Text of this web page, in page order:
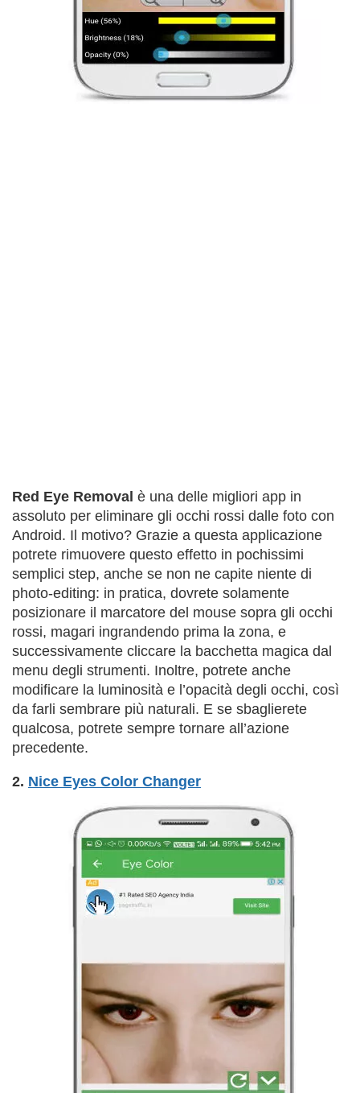
Red Eye Removal è una delle migliori app in
assoluto per eliminare gli occhi rossi dalle foto con
Android. Il motivo? Grazie a questa applicazione
potrete rimuovere questo effetto in pochissimi
semplici step, anche se non ne capite niente di
photo-editing: in pratica, dovrete solamente
posizionare il marcatore del mouse sopra gli occhi
rossi, magari ingrandendo prima la zona, e
successivamente cliccare la bacchetta magica dal
menu degli strumenti. Inoltre, potrete anche
modificare la luminosità e l’opacità degli occhi, così
da farli sembrare più naturali. E se sbaglierete
qualcosa, potrete sempre tornare all’azione
precedente.
2. Nice Eyes Color Changer